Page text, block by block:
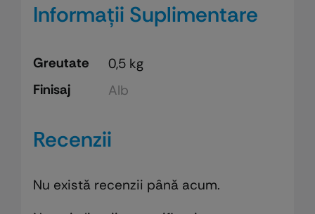
Informații Suplimentare
Greutate
0,5 kg
Finisaj
Alb
Recenzii
Nu există recenzii până acum.